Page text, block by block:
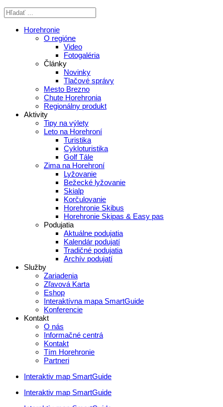
Horehronie
O regióne
Video
Fotogaléria
Články
Novinky
Tlačové správy
Mesto Brezno
Chute Horehronia
Regionálny produkt
Aktivity
Tipy na výlety
Leto na Horehroní
Turistika
Cykloturistika
Golf Tále
Zima na Horehroní
Lyžovanie
Bežecké lyžovanie
Skialp
Korčulovanie
Horehronie Skibus
Horehronie Skipas & Easy pas
Podujatia
Aktuálne podujatia
Kalendár podujatí
Tradičné podujatia
Archív podujatí
Služby
Zariadenia
Zľavová Karta
Eshop
Interaktívna mapa SmartGuide
Konferencie
Kontakt
O nás
Informačné centrá
Kontakt
Tím Horehronie
Partneri
Interaktiv map SmartGuide
Interaktiv map SmartGuide